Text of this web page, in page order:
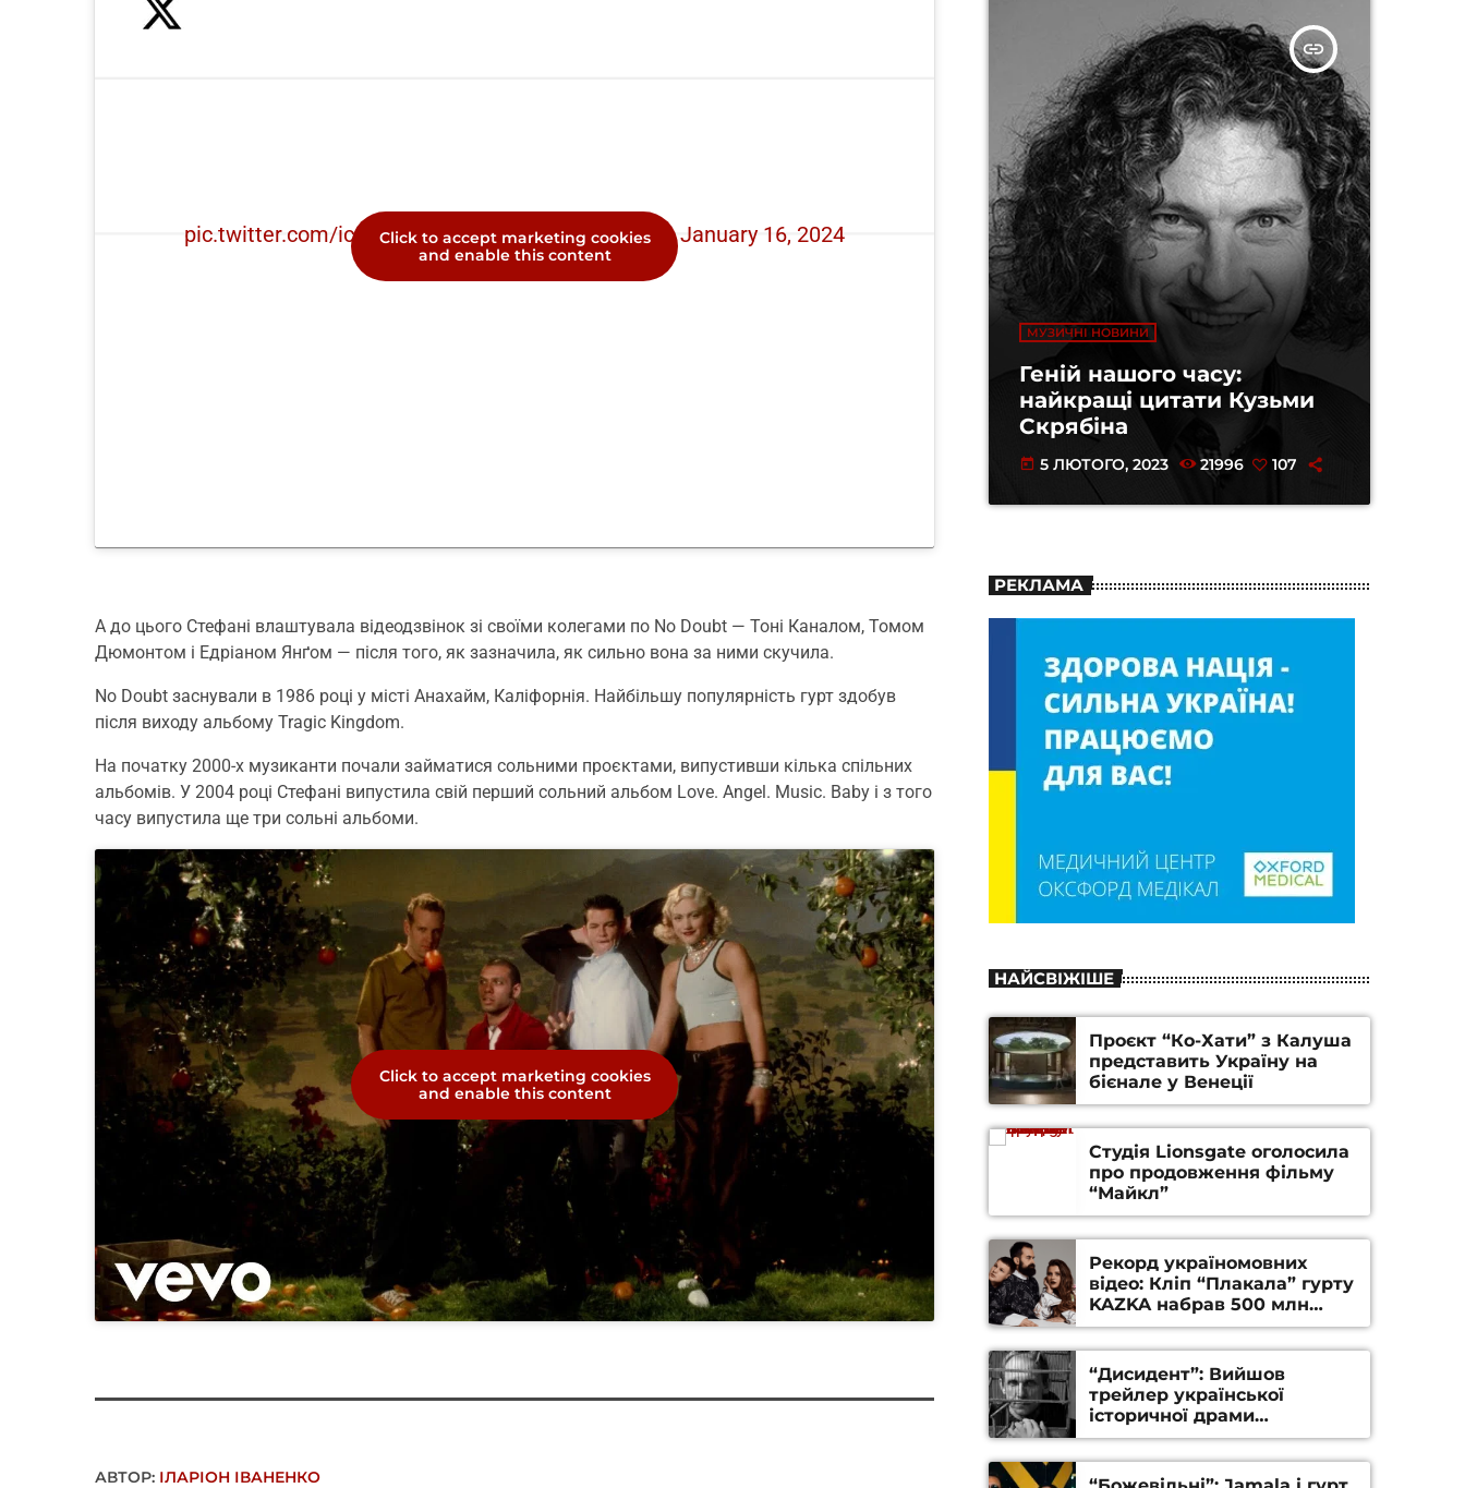
pic.twitter.com/icpf0DyDbl— No Doubt (@nodoubt)January 16, 2024
Click to accept marketing cookies
and enable this content
А до цього Стефані влаштувала відеодзвінок зі своїми колегами по No Doubt — Тоні Каналом, Томом
Дюмонтом і Едріаном Янґом — після того, як зазначила, як сильно вона за ними скучила.
No Doubt заснували в 1986 році у місті Анахайм, Каліфорнія. Найбільшу популярність гурт здобув
після виходу альбому Tragic Kingdom.
На початку 2000-х музиканти почали займатися сольними проєктами, випустивши кілька спільних
альбомів. У 2004 році Стефані випустила свій перший сольний альбом Love. Angel. Music. Baby і з того
часу випустила ще три сольні альбоми.
Click to accept marketing cookies
and enable this content
АВТОР: ІЛАРІОН ІВАНЕНКО
insert_link
МУЗИЧНІ НОВИНИ
Геній нашого часу:
найкращі цитати Кузьми
Скрябіна
today 5 ЛЮТОГО, 2023 21996 107
РЕКЛАМА
НАЙСВІЖІШЕ
Проєкт “Ко-Хати” з Калуша
представить Україну на
бієнале у Венеції
Студія Lionsgate оголосила
про продовження фільму
“Майкл”
Рекорд україномовних
відео: Кліп “Плакала” гурту
KAZKA набрав 500 млн
переглядів на YouTube
“Дисидент”: Вийшов
трейлер української
історичної драми
Станіслава Гуренка та
Андрія Алфьорова (ВІДЕО)